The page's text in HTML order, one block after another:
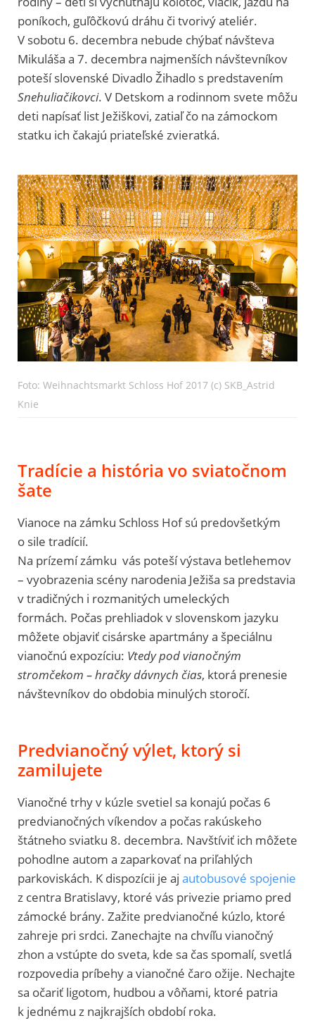
poníkoch, guľôčkovú dráhu či tvorivý ateliér.
V sobotu 6. decembra nebude chýbať návšteva
Mikuláša a 7. decembra najmenších návštevníkov
poteší slovenské Divadlo Žihadlo s predstavením
Snehuliačikovci. V Detskom a rodinnom svete môžu
deti napísať list Ježiškovi, zatiaľ čo na zámockom
statku ich čakajú priateľské zvieratká.
Foto: Weihnachtsmarkt Schloss Hof 2017 (c) SKB_Astrid
Knie
Tradície a história vo sviatočnom
šate
Vianoce na zámku Schloss Hof sú predovšetkým
o sile tradícií.
Na prízemí zámku vás poteší výstava betlehemov
– vyobrazenia scény narodenia Ježiša sa predstavia
v tradičných i rozmanitých umeleckých
formách. Počas prehliadok v slovenskom jazyku
môžete objaviť cisárske apartmány a špeciálnu
vianočnú expozíciu: Vtedy pod vianočným
stromčekom – hračky dávnych čias, ktorá prenesie
návštevníkov do obdobia minulých storočí.
Predvianočný výlet, ktorý si
zamilujete
Vianočné trhy v kúzle svetiel sa konajú počas 6
predvianočných víkendov a počas rakúskeho
štátneho sviatku 8. decembra. Navštíviť ich môžete
pohodlne autom a zaparkovať na priľahlých
parkoviskách. K dispozícii je aj autobusové spojenie
z centra Bratislavy, ktoré vás privezie priamo pred
zámocké brány. Zažite predvianočné kúzlo, ktoré
zahreje pri srdci. Zanechajte na chvíľu vianočný
zhon a vstúpte do sveta, kde sa čas spomalí, svetlá
rozpovedia príbehy a vianočné čaro ožije. Nechajte
sa očariť ligotom, hudbou a vôňami, ktoré patria
k jednému z najkrajších období roka.